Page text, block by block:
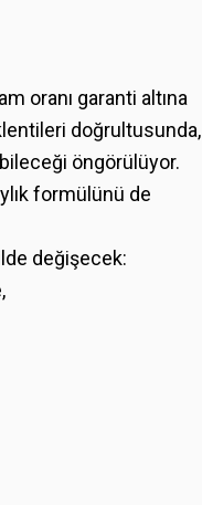
oranı garanti altına
doğrultusunda,
öngörülüyor.
formülünü de
değişecek: